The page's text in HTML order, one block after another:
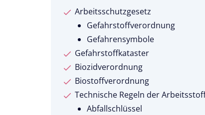
Arbeitsschutzgesetz
Gefahrstoffverordnung
Gefahrensymbole
Gefahrstoffkataster
Biozidverordnung
Biostoffverordnung
Technische Regeln der
Abfallschlüssel